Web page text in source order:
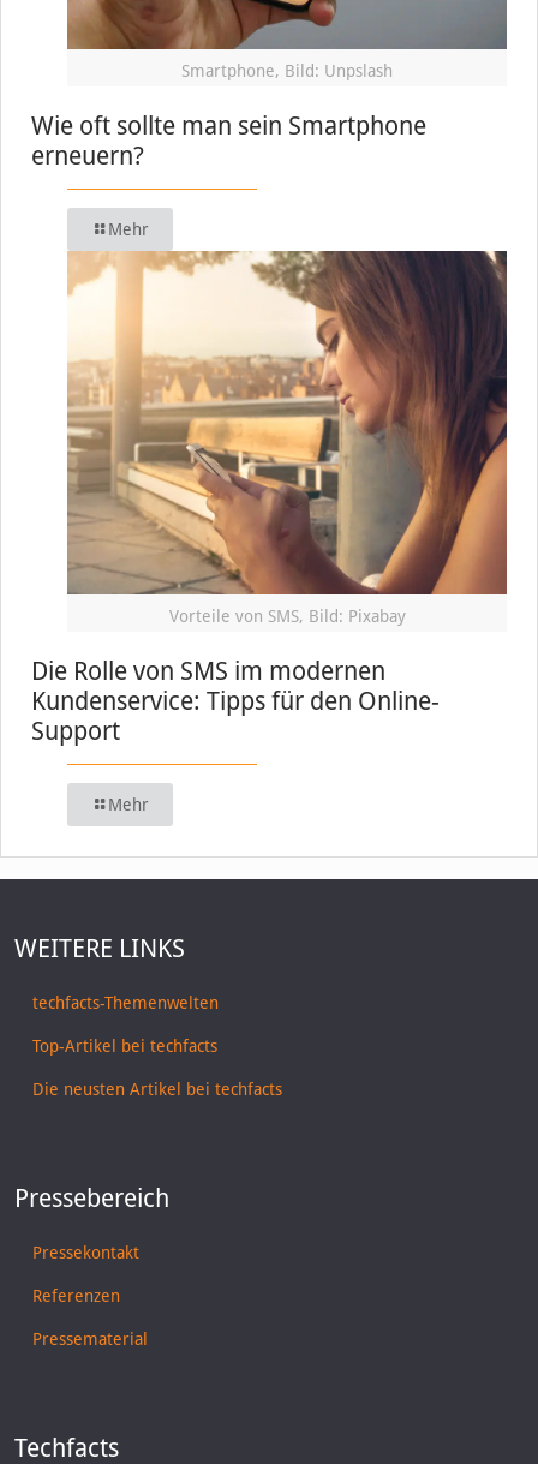
Smartphone, Bild: Unpslash
Wie oft sollte man sein Smartphone
erneuern?
Mehr
Vorteile von SMS, Bild: Pixabay
Die Rolle von SMS im modernen
Kundenservice: Tipps für den Online-
Support
Mehr
WEITERE LINKS
techfacts-Themenwelten
Top-Artikel bei techfacts
Die neusten Artikel bei techfacts
Pressebereich
Pressekontakt
Referenzen
Pressematerial
Techfacts